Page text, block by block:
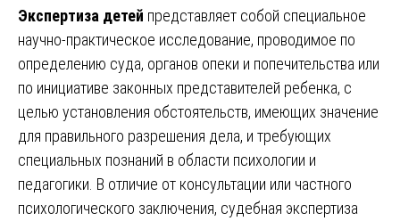
Экспертиза детей представляет собой специальное
научно-практическое исследование, проводимое по
определению суда, органов опеки и попечительства или
по инициативе законных представителей ребенка, с
целью установления обстоятельств, имеющих значение
для правильного разрешения дела, и требующих
специальных познаний в области психологии и
педагогики. В отличие от консультации или частного
психологического заключения, судебная экспертиза